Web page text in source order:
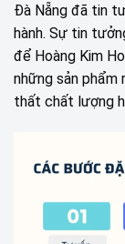
Đà Nẵng đã tin
hành. Sự tin
để Hoàng Kim
những sản phẩm
thất chất lượng